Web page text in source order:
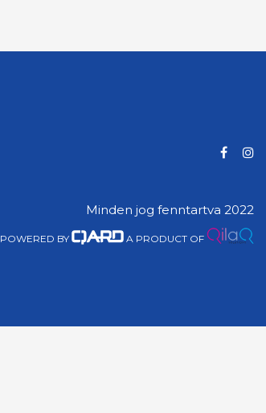
Minden jog fenntartva 2022
POWERED BY A PRODUCT OF